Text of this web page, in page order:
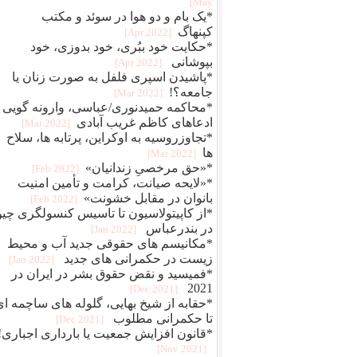
May]
*یک بام و دو هوا در سوئد و مکتب
کپنهاگ
[2022 Apr]
*حکایت خود ببُری، خود بدوزی، خود
بپوشانی
[2022 Apr]
*پاشیدن اسپری فلفل به صورت زنان یا
جامعه؟!
[2022 Mar]
*محاکمه حمیدنوری/عباسی، وارونه گویی
ادعاهای کاظم غریب آبادی
[2022 Mar]
*تجاوزروسیه به اوکراین، پرتابه ها، سلاح
ها
[2022 Mar]
*«حق مرخصیِ زندانیان» [2022 Feb]
*«لایحه صیانت، کرامت و تأمین امنیت
بانوان در مقابل خشونت»
[2022 Feb]
*از کاپیتولاسیون تا تاسیس کنسولگری
در بندرعباس
[2022 Jan]
*مکانیسم های حقوقی جدید آب و محیط
زیست در حکمرانی های جدید
[2022 Jan]
*فمیسید و نقض حقوق بشر در ایران در
2021
[2021 Dec]
*حقابه از شیخ بهایی، گلوله های ساچمه
تا حکمرانی مطلوب
[2021 Dec]
*قانون افزایش جمعیت یا بارداری
[2021 Nov]